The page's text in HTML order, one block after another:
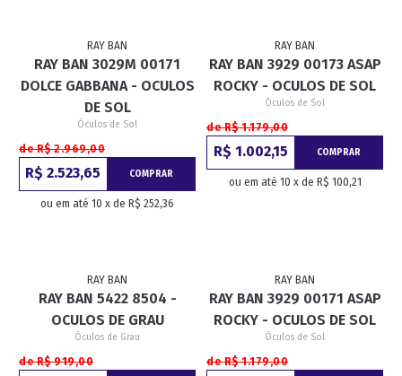
RAY BAN
RAY BAN 3029M 00171
DOLCE GABBANA - OCULOS
DE SOL
Óculos de Sol
de R$ 2.969,00
R$ 2.523,65 COMPRAR
ou em até 10 x de R$ 252,36
RAY BAN
RAY BAN 3929 00173 ASAP
ROCKY - OCULOS DE SOL
Óculos de Sol
de R$ 1.179,00
R$ 1.002,15 COMPRAR
ou em até 10 x de R$ 100,21
RAY BAN
RAY BAN 5422 8504 -
OCULOS DE GRAU
Óculos de Grau
de R$ 919,00
RAY BAN
RAY BAN 3929 00171 ASAP
ROCKY - OCULOS DE SOL
Óculos de Sol
de R$ 1.179,00